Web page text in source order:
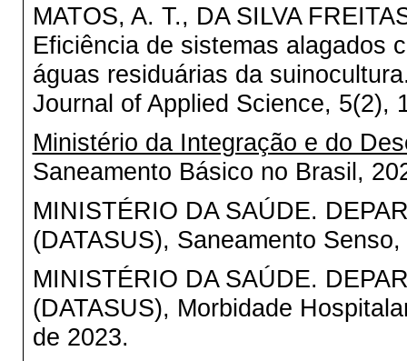
MATOS, A. T., DA SILVA
Eficiência de sistemas alagados
águas residuárias da
Journal of Applied Science, 5(2),
Ministério da Integração e do
Saneamento Básico no Brasil,
MINISTÉRIO DA SAÚDE.
(DATASUS), Saneamento
MINISTÉRIO DA SAÚDE.
(DATASUS), Morbidade
de 2023.